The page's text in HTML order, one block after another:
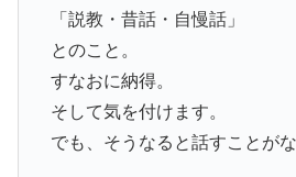
「説教・昔話・自慢話」
とのこと。
すなおに納得。
そして気を付けます。
でも、そうなると話すことがな